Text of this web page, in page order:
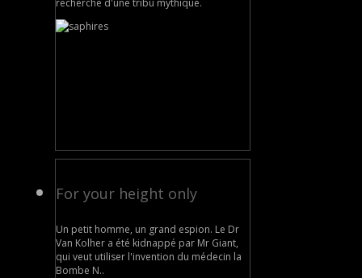
For your height only
Un petit homme, un grand espion. Le Dr
Van Kolher a été kidnappé par Mr Giant,
qui veut utiliser l'invention du médecin la
Bombe N..